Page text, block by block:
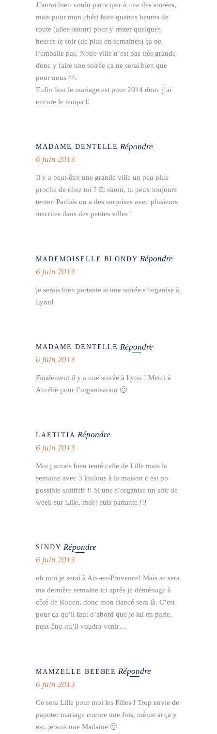
J’aurai bien voulu participer à une des soirées,
mais pour mon chéri faire quatres heures de
route (aller-retour) pour y rester quelques
heures le soir (de plus en semaines) ça ne
l’emballe pas. Notre ville n’est pas très grande
donc y faire une soirée ça ne serai bien que
pour nous ^^.
Enfin bon le mariage est pour 2014 donc j’ai
encore le temps !!
MADAME DENTELLE Répondre
6 juin 2013
Il y a peut-être une grande ville un peu plus
proche de chez toi ? Et sinon, tu peux toujours
tenter. Parfois on a des surprises avec plusieurs
inscrites dans des petites villes !
MADEMOISELLE BLONDY Répondre
6 juin 2013
je serais bien partante si une soirée s’organise à
Lyon!
MADAME DENTELLE Répondre
6 juin 2013
Finalement il y a une soirée à Lyon ! Merci à
Aurélie pour l’organisation 🙂
LAETITIA Répondre
6 juin 2013
Moi j aurais bien tenté celle de Lille mais la
semaine avec 3 loulous à la maison c est po
possible sniifffff !! Si une s’organise un soir de
week sur Lille, moi j suis partante !!!
SINDY Répondre
6 juin 2013
oh moi je serai à Aix-en-Provence! Mais se sera
ma dernière semaine ici après je déménage à
côté de Rouen, donc mon fiancé sera là. C’est
pour ça qu’il faut d’abord que je lui en parle,
peut-être qu’il voudra venir…
MAMZELLE BEEBEE Répondre
6 juin 2013
Ce sera Lille pour moi les Filles ! Trop envie de
papoter mariage encore une fois, même si ça y
est, je suis une Madame 🙂